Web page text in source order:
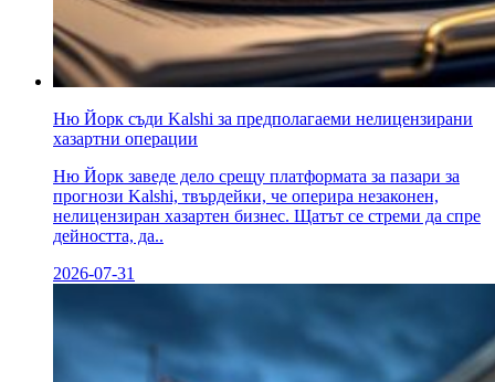
Ню Йорк съди Kalshi за предполагаеми нелицензирани
хазартни операции
Ню Йорк заведе дело срещу платформата за пазари за
прогнози Kalshi, твърдейки, че оперира незаконен,
нелицензиран хазартен бизнес. Щатът се стреми да спре
дейността, да..
2026-07-31